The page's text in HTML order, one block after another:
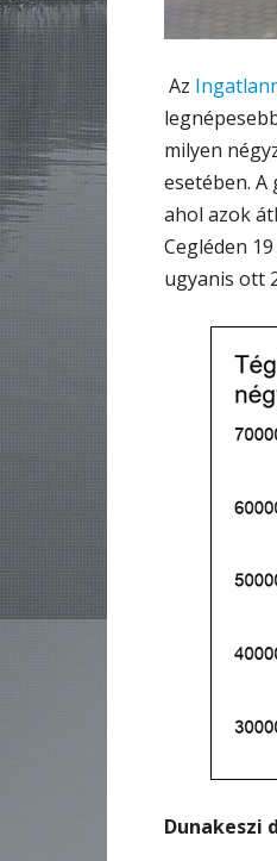
Az
milyen
esetében.
ahol azok
Cegléden
ugyanis ott
Dunakeszi